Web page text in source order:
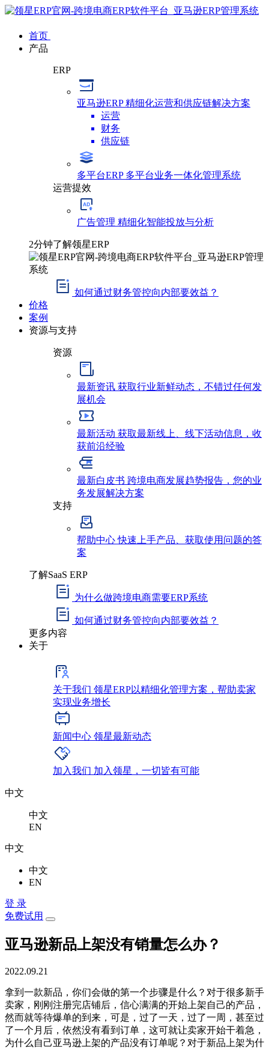
首页
产品
ERP
亚马逊ERP精细化运营和供应链解决方案
运营
财务
供应链
多平台ERP 多平台业务一体化管理系统
运营提效
广告管理 精细化智能投放与分析
2分钟了解领星ERP
如何通过财务管控向内部要效益？
价格
案例
资源与支持
资源
最新资讯 获取行业新鲜动态，不错过任何发
展机会
最新活动 获取最新线上、线下活动信息，收
获前沿经验
最新白皮书 跨境电商发展趋势报告，您的业
务发展解决方案
支持
帮助中心快速上手产品、获取使用问题的答
案
了解SaaS ERP
为什么做跨境电商需要ERP系统
如何通过财务管控向内部要效益？
更多内容
关于
关于我们 领星ERP以精细化管理方案，帮助卖家
实现业务增长
新闻中心 领星最新动态
加入我们 加入领星，一切皆有可能
中文
中文
EN
中文
中文
EN
登 录
免费试用
亚马逊新品上架没有销量怎么办？
2022.09.21
拿到一款新品，你们会做的第一个步骤是什么？对于很多新手
卖家，刚刚注册完店铺后，信心满满的开始上架自己的产品，
然而就等待爆单的到来，可是，过了一天，过了一周，甚至过
了一个月后，依然没有看到订单，这可就让卖家开始干着急，
为什么自己亚马逊上架的产品没有订单呢？对于新品上架为什